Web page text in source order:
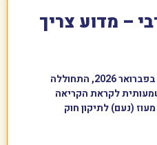
– מדוע צריך
בימים האחרונים לקראת ה-25 בפברואר 2026, התחוללה
לקראת הקריאה
(נעם) לתיקון חוק